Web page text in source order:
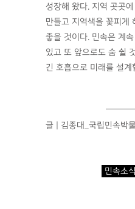
성장해 왔다. 지역 곳곳에
만들고 지역색을 꽃피게
좋을 것이다. 민속은 계
있고 또 앞으로도 숨 쉴
긴 호흡으로 미래를 설계
글 | 김종대_국립민속박
민속소